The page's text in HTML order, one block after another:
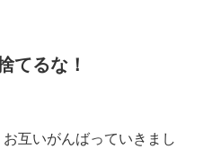
てるな！
互いがんばっていきまし